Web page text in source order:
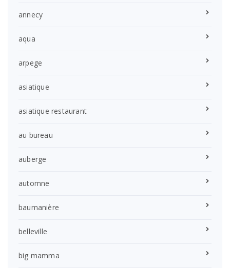
annecy
aqua
arpege
asiatique
asiatique restaurant
au bureau
auberge
automne
baumanière
belleville
big mamma